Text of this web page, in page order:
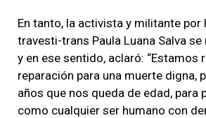
En tanto, la activista y militante por
travesti-trans Paula Luana Salva
y en ese sentido, aclaró: “Estamos
reparación para una muerte digna,
años que nos queda de edad, para
como cualquier ser humano con